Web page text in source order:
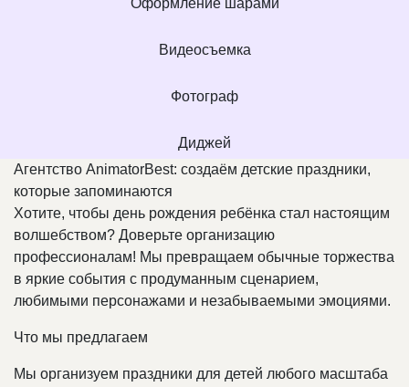
Оформление шарами
Видеосъемка
Фотограф
Диджей
Агентство AnimatorBest: создаём детские праздники,
которые запоминаются
Хотите, чтобы день рождения ребёнка стал настоящим
волшебством? Доверьте организацию
профессионалам! Мы превращаем обычные торжества
в яркие события с продуманным сценарием,
любимыми персонажами и незабываемыми эмоциями.
Что мы предлагаем
Мы организуем праздники для детей любого масштаба